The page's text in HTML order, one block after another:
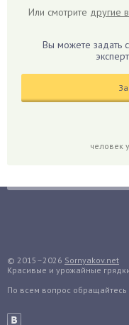
Герань
Гиппеаструм
Гладиолусы
Груша
Груши
Грядки
Или смотрите другие
Вы можете задать
человек
© 2015–2026 Sornyakov.net
Красивые и урожайные
По всем вопрос обращайтесь